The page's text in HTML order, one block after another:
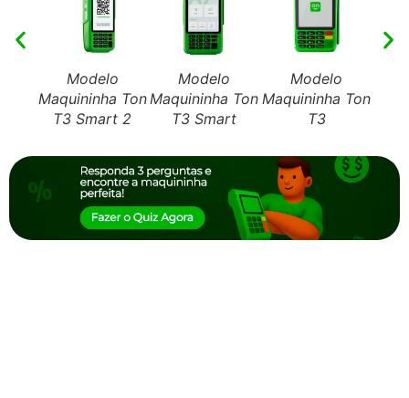
Modelo
Maquininha Ton
T3 Smart 2
Modelo
Maquininha Ton
T3 Smart
Modelo
Maquininha Ton
T3